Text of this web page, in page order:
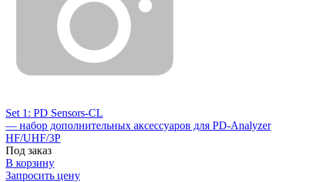
Set 1: PD Sensors-CL
— набор дополнительных аксессуаров для PD-Analyzer
HF/UHF/3P
Под заказ
В корзину
Запросить цену